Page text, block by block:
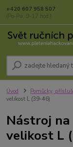
+420 607 958 507
(Po-Pá, 9-17 hod.)
Úvod Pomůcky,
velikost L (39-46)
Nástroj
velikost L